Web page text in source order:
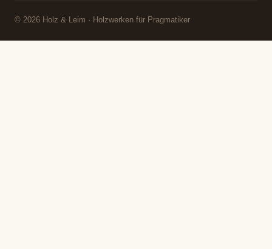
© 2026 Holz & Leim · Holzwerken für Pragmatiker